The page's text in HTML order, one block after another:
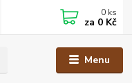
Menu
0 ks
za 0 Kč